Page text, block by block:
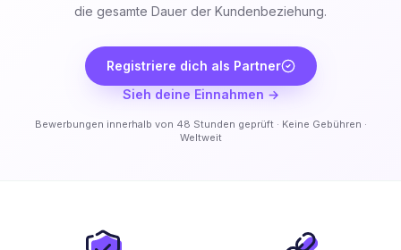
die gesamte Dauer der Kundenbeziehung.
Registriere dich als Partner
Sieh deine Einnahmen →
Bewerbungen innerhalb von 48 Stunden geprüft · Keine Gebühren ·
Weltweit